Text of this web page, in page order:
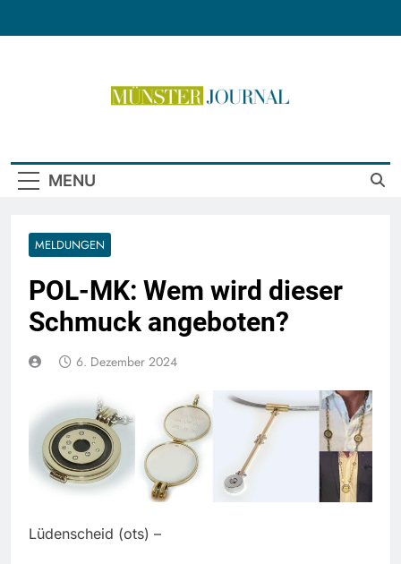
MENU
MELDUNGEN
POL-MK: Wem wird dieser
Schmuck angeboten?
6. Dezember 2024
Lüdenscheid (ots) –